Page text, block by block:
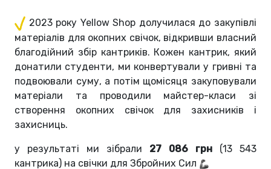
2023 року Yellow Shop долучилася до закупівлі
матеріалів для окопних свічок, відкривши власний
благодійний збір кантриків. Кожен кантрик, який
донатили студенти, ми конвертували у гривні та
подвоювали суму, а потім щомісяця закуповували
матеріали та проводили майстер-класи зі
створення окопних свічок для захисників і
захисниць.
у результаті ми зібрали 27 086 грн (13 543
кантрика) на свічки для Збройних Сил